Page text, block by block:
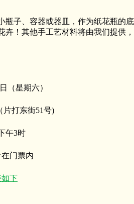
瓶子、容器或器皿，作为纸花瓶的底
卉！其他手工艺材料将由我们提供，
（星期六）
片打东街51号)
午3时
门票内
下